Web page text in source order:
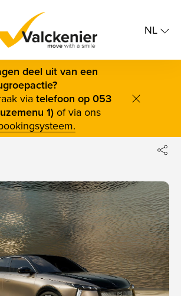
offcanvas menu
NL
deel uit van een
via telefoon op 053
1) of via ons